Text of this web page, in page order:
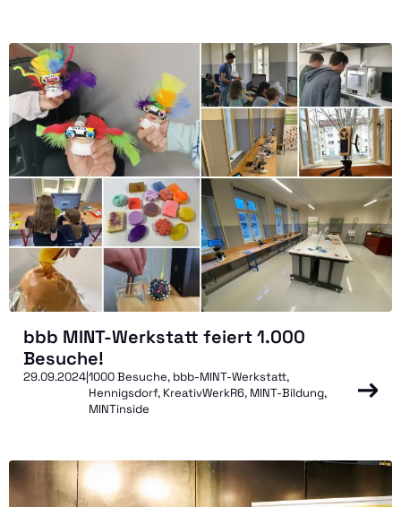
bbb MINT-Werkstatt feiert 1.000
Besuche!
29.09.2024|1000 Besuche, bbb-MINT-Werkstatt,
Hennigsdorf, KreativWerkR6, MINT-Bildung,
MINTinside